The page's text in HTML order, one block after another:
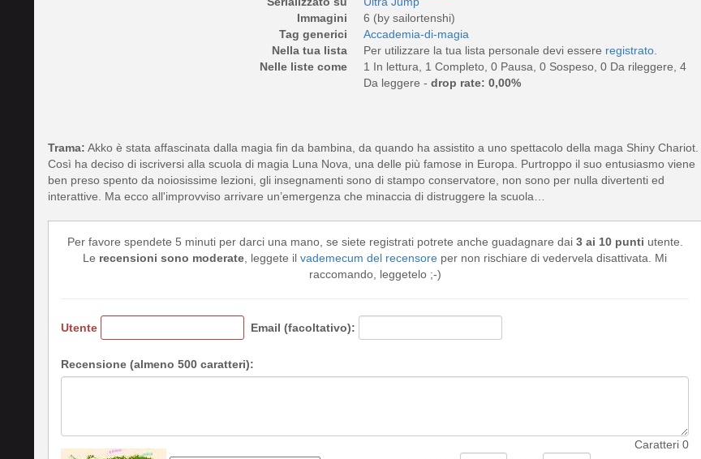
Immagini
6 (by sailortenshi)
Tag generici
Accademia-di-magia
Nella tua lista
Per utilizzare la tua lista personale devi essere registrato
Nelle liste come
1 In lettura, 1 Completo, 0 Pausa, 0 Sospeso, 0 Da rileggere, 4
Da leggere - drop rate: 0,00%
Trama: Akko è stata affascinata dalla magia fin da bambina, da quando ha assistito a uno spettacolo della maga Shiny Chariot.
Così ha deciso di iscriversi alla scuola di magia Luna Nova, una delle più famose in Europa. Purtroppo il suo entusiasmo viene
ben preso spento da noiosissime lezioni, gli insegnamenti sono di stampo conservatore, non sono per nulla divertenti ed
interattive. Ma ecco all'improvviso arrivare un’emergenza che minaccia di distruggere la scuola…
Per favore spendete 5 minuti per darci una mano, se siete registrati potrete anche guadagnare dai 3 ai 10 punti utente.
Le recensioni sono moderate , leggete il vademecum del recensore per non rischiare di vedervela disattivata. Mi
raccomando, leggetelo ;-)
Utente Email (facoltativo):
Recensione (almeno 500 caratteri):
Caratteri 0